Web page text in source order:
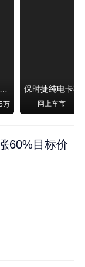
时隔21年，奥迪A2强势归来！
万 网上车市
60%目标价